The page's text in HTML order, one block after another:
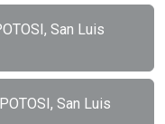
San Luis
San Luis